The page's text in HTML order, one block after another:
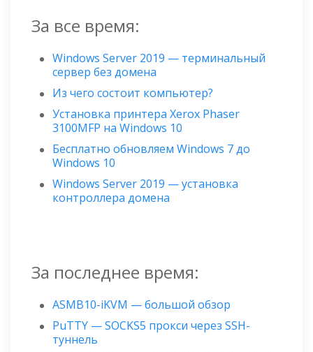
За все время:
Windows Server 2019 — терминальный
сервер без домена
Из чего состоит компьютер?
Установка принтера Xerox Phaser
3100MFP на Windows 10
Бесплатно обновляем Windows 7 до
Windows 10
Windows Server 2019 — установка
контроллера домена
За последнее время:
ASMB10-iKVM — большой обзор
PuTTY — SOCKS5 прокси через SSH-
туннель